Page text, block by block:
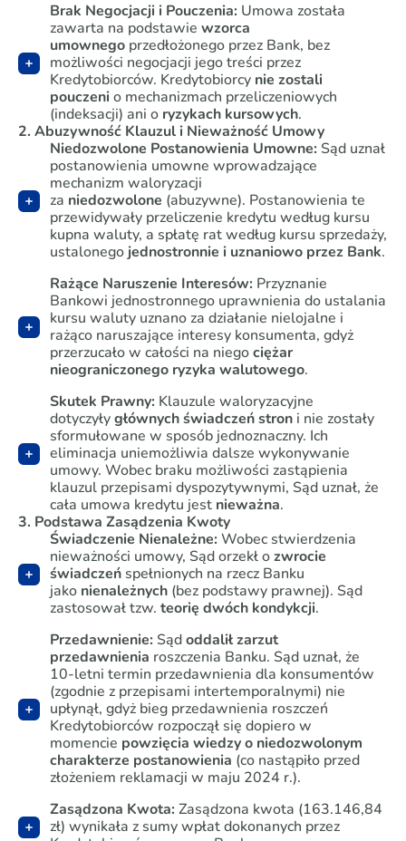
Brak Negocjacji i Pouczenia: Umowa została
zawarta na podstawiewzorca
umownego przedłożonego przez Bank, bez
możliwości negocjacji jego treści przez
Kredytobiorców. Kredytobiorcy nie zostali
pouczenio mechanizmach przeliczeniowych
(indeksacji) ani o ryzykach kursowych.
2. Abuzywność Klauzul i Nieważność Umowy
Niedozwolone Postanowienia Umowne: Sąd uznał
postanowienia umowne wprowadzające
mechanizm waloryzacji
za niedozwolone (abuzywne). Postanowienia te
przewidywały przeliczenie kredytu według kursu
kupna waluty, a spłatę rat według kursu sprzedaży,
ustalonego jednostronnie i uznaniowo przez Bank.
Rażące Naruszenie Interesów: Przyznanie
Bankowi jednostronnego uprawnienia do ustalania
kursu waluty uznano za działanie nielojalne i
rażąco naruszające interesy konsumenta, gdyż
przerzucało w całości na niegociężar
nieograniczonego ryzyka walutowego.
Skutek Prawny: Klauzule waloryzacyjne
dotyczyłygłównych świadczeń stron i nie zostały
sformułowane w sposób jednoznaczny. Ich
eliminacja uniemożliwia dalsze wykonywanie
umowy. Wobec braku możliwości zastąpienia
klauzul przepisami dyspozytywnymi, Sąd uznał, że
cała umowa kredytu jest nieważna.
3. Podstawa Zasądzenia Kwoty
Świadczenie Nienależne: Wobec stwierdzenia
nieważności umowy, Sąd orzekł ozwrocie
świadczeń spełnionych na rzecz Banku
jako nienależnych (bez podstawy prawnej). Sąd
zastosował tzw.teorię dwóch kondykcji.
Przedawnienie: Sądoddalił zarzut
przedawnienia roszczenia Banku. Sąd uznał, że
10-letni termin przedawnienia dla konsumentów
(zgodnie z przepisami intertemporalnymi) nie
upłynął, gdyż bieg przedawnienia roszczeń
Kredytobiorców rozpoczął się dopiero w
momencie powzięcia wiedzy o niedozwolonym
charakterze postanowienia (co nastąpiło przed
złożeniem reklamacji w maju 2024 r.).
Zasądzona Kwota: Zasądzona kwota (163.146,84
zł) wynikała z sumy wpłat dokonanych przez